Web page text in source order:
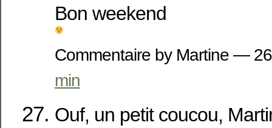
Bon weekend
Commentaire by Martine —
min
Ouf, un petit coucou,